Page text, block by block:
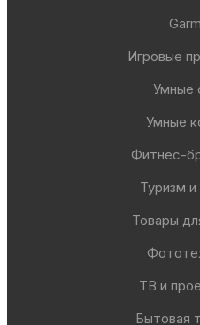
Игровые
Умные
Умные
Фитнес-
Туризм
Товары
ТВ и
Бытовая